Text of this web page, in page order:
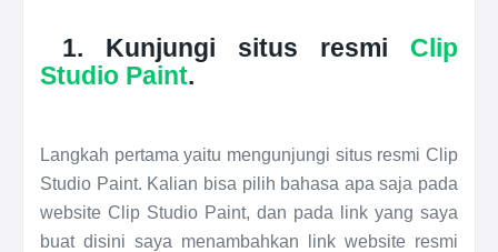
1. Kunjungi situs resmi Clip
Studio Paint.
Langkah pertama yaitu mengunjungi situs resmi Clip
Studio Paint. Kalian bisa pilih bahasa apa saja pada
website Clip Studio Paint, dan pada link yang saya
buat disini saya menambahkan link website resmi